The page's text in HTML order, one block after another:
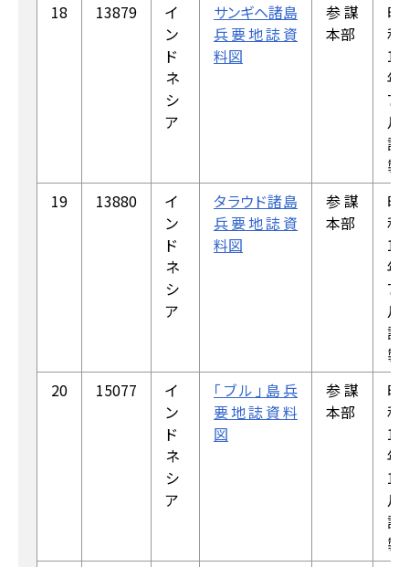
18
13879
イ
ン
ド
ネ
シ
ア
サンギヘ諸島
兵要地誌資
料図
参謀
本部
昭
和
19
年
7
月
調
製
19
13880
イ
ン
ド
ネ
シ
ア
タラウド諸島
兵要地誌資
料図
参謀
本部
昭
和
19
年
7
月
調
製
20
15077
イ
ン
ド
ネ
シ
ア
「ブル」島兵
要地誌資料
図
参謀
本部
昭
和
18
年
12
月
調
製